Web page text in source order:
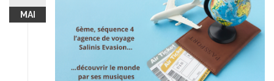
MAI